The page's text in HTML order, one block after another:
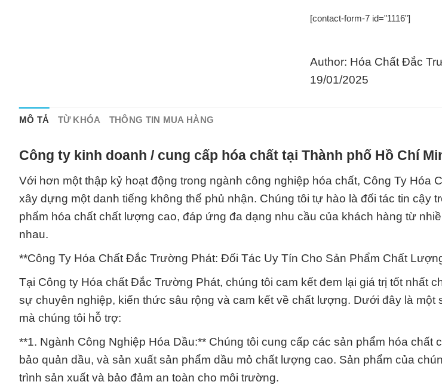
[contact-form-7 id="1116"]
Author: Hóa Chất Đắc
19/01/2025
MÔ TẢ TỪ KHÓA THÔNG TIN MUA HÀNG
Công ty kinh doanh / cung cấp hóa chất tại Thành phố Hồ Chí
Với hơn một thập kỷ hoạt động trong ngành công nghiệp hóa chất, Công Ty Hóa
xây dựng một danh tiếng không thể phủ nhận. Chúng tôi tự hào là đối tác tin cậy
phẩm hóa chất chất lượng cao, đáp ứng đa dạng nhu cầu của khách hàng từ
nhau.
**Công Ty Hóa Chất Đắc Trường Phát: Đối Tác Uy Tín Cho Sản Phẩm Chất
Tại Công ty Hóa chất Đắc Trường Phát, chúng tôi cam kết đem lại giá trị tốt nhất
sự chuyên nghiệp, kiến thức sâu rộng và cam kết về chất lượng. Dưới đây là một
mà chúng tôi hỗ trợ:
**1. Ngành Công Nghiệp Hóa Dầu:** Chúng tôi cung cấp các sản phẩm hóa chất
bảo quản dầu, và sản xuất sản phẩm dầu mỏ chất lượng cao. Sản phẩm của
trình sản xuất và bảo đảm an toàn cho môi trường.